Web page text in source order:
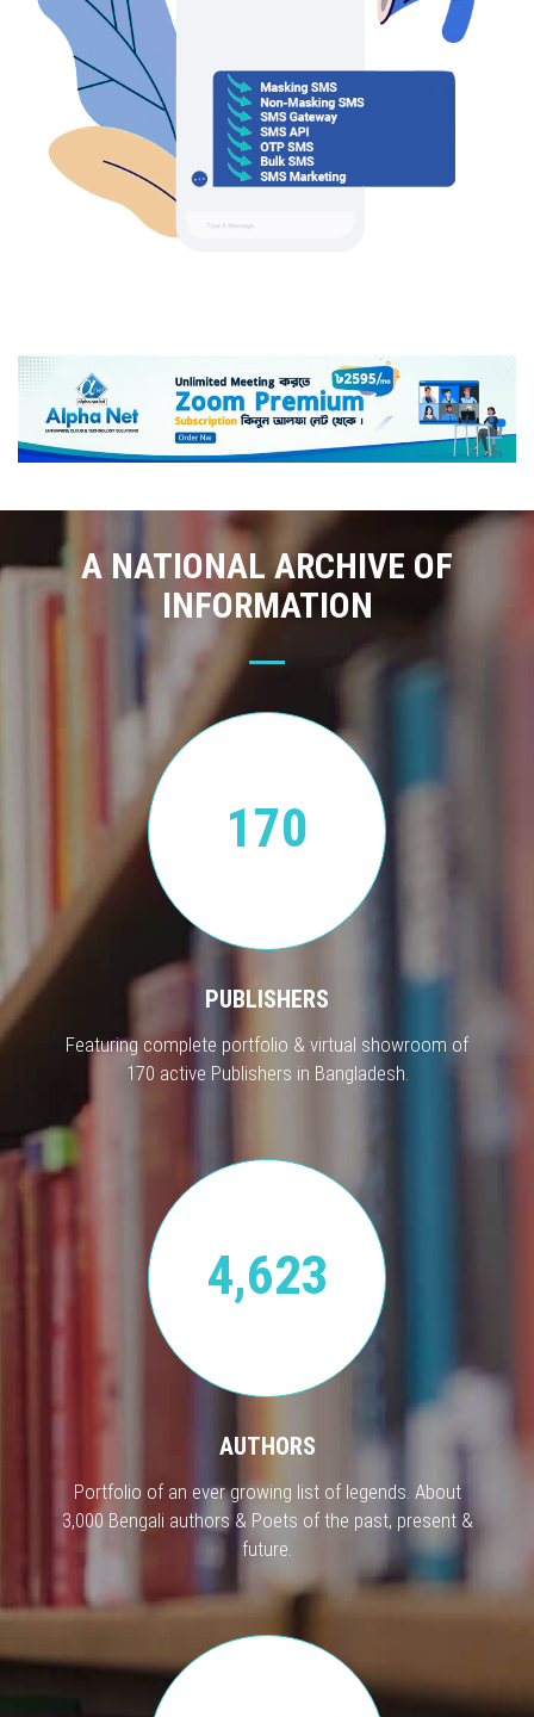
A NATIONAL ARCHIVE OF
INFORMATION
170
PUBLISHERS
Featuring complete portfolio & virtual showroom of
170 active Publishers in Bangladesh.
4,623
AUTHORS
Portfolio of an ever growing list of legends. About
3,000 Bengali authors & Poets of the past, present &
future.